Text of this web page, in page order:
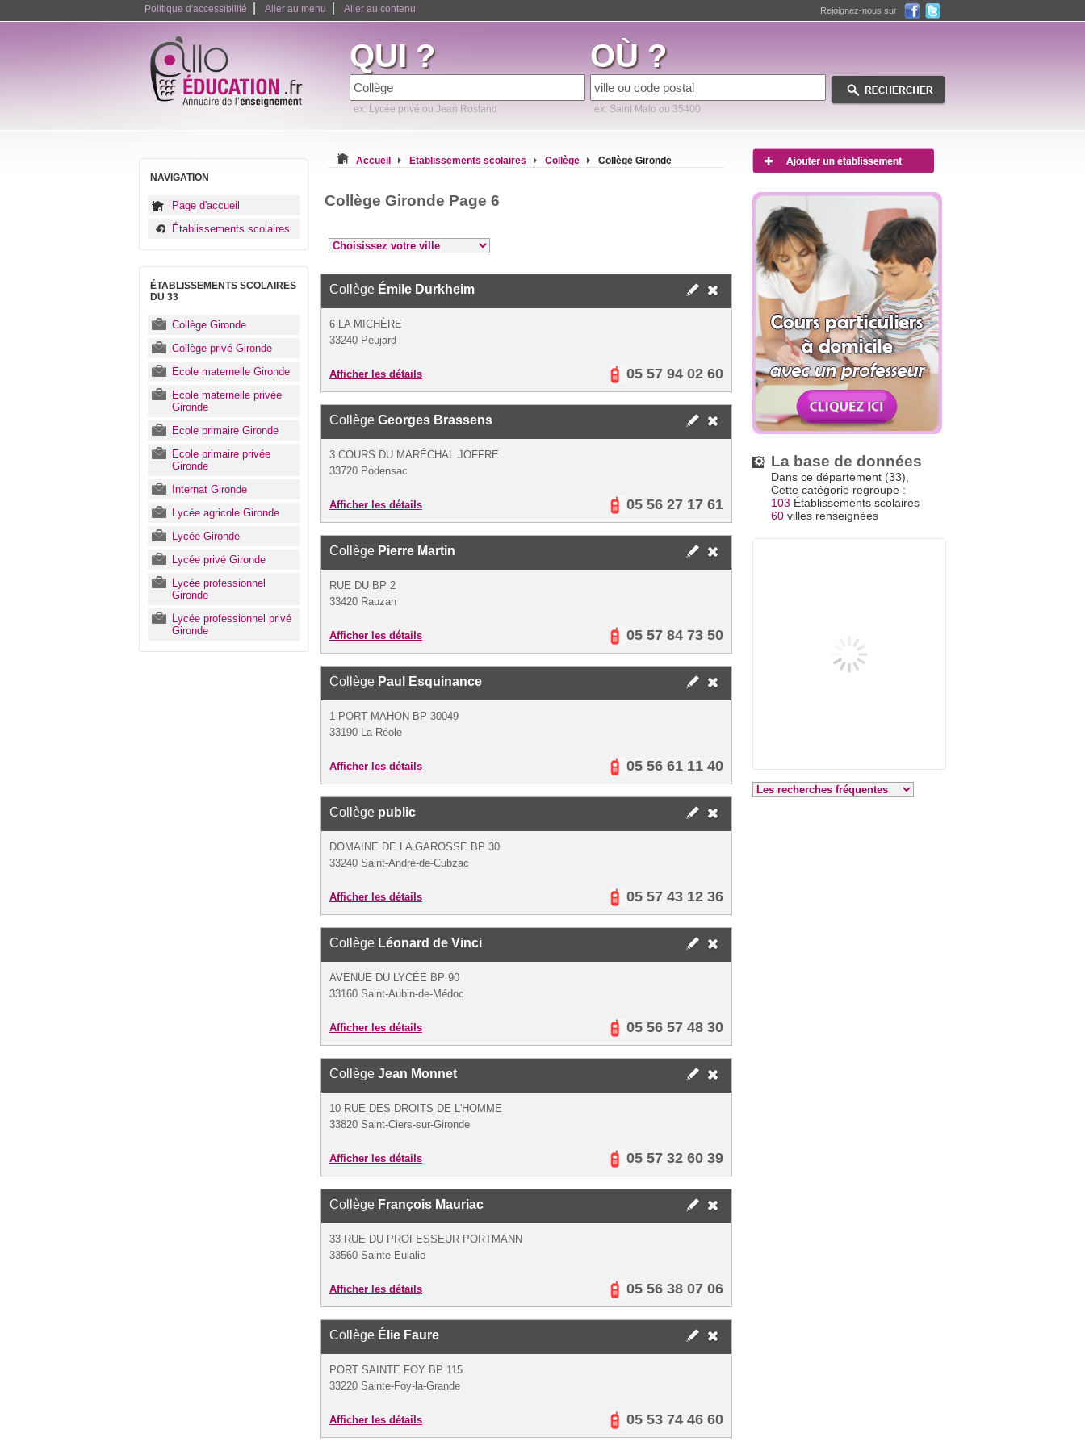
Politique d'accessibilité Aller au menu Aller au contenu Rejoignez-nous sur
QUI ?
ex: Lycée privé ou Jean Rostand
OÙ ?
ex: Saint Malo ou 35400
NAVIGATION
Page d'accueil
Établissements scolaires
ÉTABLISSEMENTS SCOLAIRES
DU 33
Collège Gironde
Collège privé Gironde
Ecole maternelle Gironde
Ecole maternelle privée
Gironde
Ecole primaire Gironde
Ecole primaire privée
Gironde
Internat Gironde
Lycée agricole Gironde
Lycée Gironde
Lycée privé Gironde
Lycée professionnel
Gironde
Lycée professionnel privé
Gironde
Accueil Etablissements scolaires Collège Collège Gironde
Collège Gironde Page 6
Collège Émile Durkheim
6 LA MICHÈRE
33240 Peujard
Afficher les détails 05 57 94 02 60
Collège Georges Brassens
3 COURS DU MARÉCHAL JOFFRE
33720 Podensac
Afficher les détails 05 56 27 17 61
Collège Pierre Martin
RUE DU BP 2
33420 Rauzan
Afficher les détails 05 57 84 73 50
Collège Paul Esquinance
1 PORT MAHON BP 30049
33190 La Réole
Afficher les détails 05 56 61 11 40
Collège public
DOMAINE DE LA GAROSSE BP 30
33240 Saint-André-de-Cubzac
Afficher les détails 05 57 43 12 36
Collège Léonard de Vinci
AVENUE DU LYCÉE BP 90
33160 Saint-Aubin-de-Médoc
Afficher les détails 05 56 57 48 30
Collège Jean Monnet
10 RUE DES DROITS DE L'HOMME
33820 Saint-Ciers-sur-Gironde
Afficher les détails 05 57 32 60 39
Collège François Mauriac
33 RUE DU PROFESSEUR PORTMANN
33560 Sainte-Eulalie
Afficher les détails 05 56 38 07 06
Collège Élie Faure
PORT SAINTE FOY BP 115
33220 Sainte-Foy-la-Grande
Afficher les détails 05 53 74 46 60
La base de données
Dans ce département (33),
Cette catégorie regroupe :
103 Établissements scolaires
60 villes renseignées